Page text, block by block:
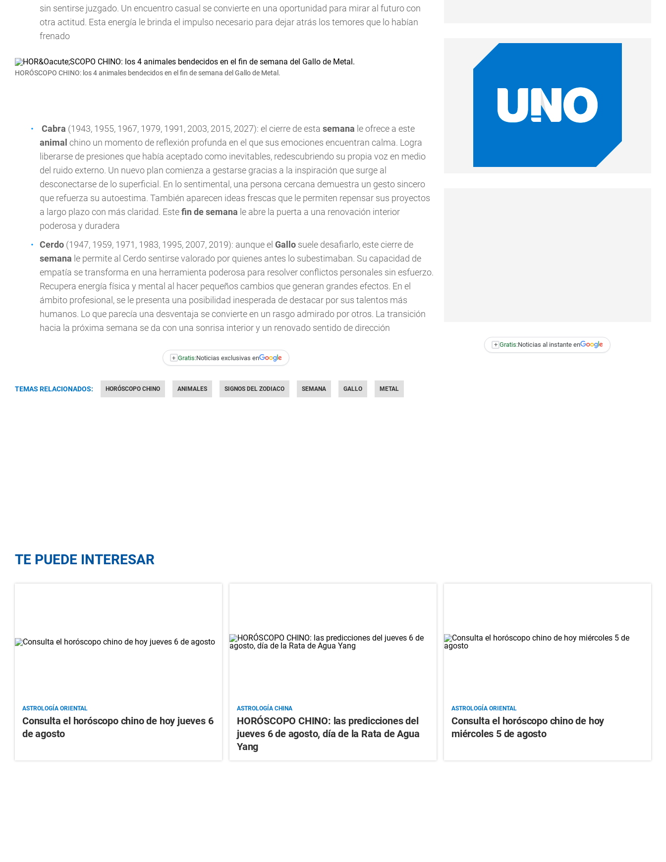
sin sentirse juzgado. Un encuentro casual se convierte en una oportunidad para mirar al futuro con
otra actitud. Esta energía le brinda el impulso necesario para dejar atrás los temores que lo habían
frenado
HORÓSCOPO CHINO: los 4 animales bendecidos en el fin de semana del Gallo de Metal.
Cabra (1943, 1955, 1967, 1979, 1991, 2003, 2015, 2027): el cierre de esta semana le ofrece a este
animal chino un momento de reflexión profunda en el que sus emociones encuentran calma. Logra
liberarse de presiones que había aceptado como inevitables, redescubriendo su propia voz en medio
del ruido externo. Un nuevo plan comienza a gestarse gracias a la inspiración que surge al
desconectarse de lo superficial. En lo sentimental, una persona cercana demuestra un gesto sincero
que refuerza su autoestima. También aparecen ideas frescas que le permiten repensar sus proyectos
a largo plazo con más claridad. Estefin de semana le abre la puerta a una renovación interior
poderosa y duradera
Cerdo (1947, 1959, 1971, 1983, 1995, 2007, 2019): aunque el Gallo suele desafiarlo, este cierre de
semana le permite al Cerdo sentirse valorado por quienes antes lo subestimaban. Su capacidad de
empatía se transforma en una herramienta poderosa para resolver conflictos personales sin esfuerzo.
Recupera energía física y mental al hacer pequeños cambios que generan grandes efectos. En el
ámbito profesional, se le presenta una posibilidad inesperada de destacar por sus talentos más
humanos. Lo que parecía una desventaja se convierte en un rasgo admirado por otros. La transición
hacia la próxima semana se da con una sonrisa interior y un renovado sentido de dirección
+ Gratis:Noticias exclusivas en
TEMAS RELACIONADOS: HORÓSCOPO CHINO ANIMALES SIGNOS DEL ZODIACO SEMANA GALLO METAL
+ Gratis:Noticias al instante en
TE PUEDE INTERESAR
ASTROLOGÍA ORIENTAL
Consulta el horóscopo chino de hoy jueves 6
de agosto
ASTROLOGÍA CHINA
HORÓSCOPO CHINO: las predicciones del
jueves 6 de agosto, día de la Rata de Agua
Yang
ASTROLOGÍA ORIENTAL
Consulta el horóscopo chino de hoy
miércoles 5 de agosto